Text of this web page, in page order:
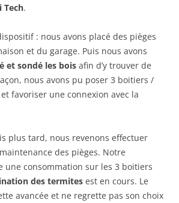
Tech.
: nous avons placé des pièges
et du garage. Puis nous avons
et sondé les bois afin d’y trouver de
nous avons pu poser 3 boitiers /
favoriser une connexion avec la
plus tard, nous revenons effectuer
des pièges. Notre
une consommation sur les 3 boitiers
des termites est en cours. Le
avancée et ne regrette pas son choix